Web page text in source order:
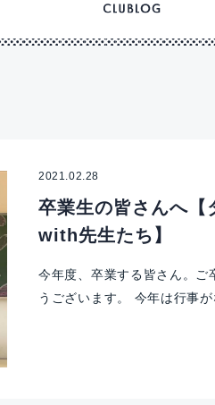
2021.02.28
卒業生の皆さんへ【
with先生たち】
今年度、卒業する皆さん。ご
うございます。 今年は行事が